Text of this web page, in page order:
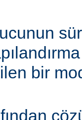
bir